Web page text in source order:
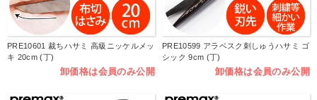
PRE10601 裁ちハサミ 高級ニッケルメッ
キ 20cm (丁)
卸価格は会員のみ公開
PRE10599 アラベスク刺しゅうハサミ ゴ
シック 9cm (丁)
卸価格は会員のみ公開